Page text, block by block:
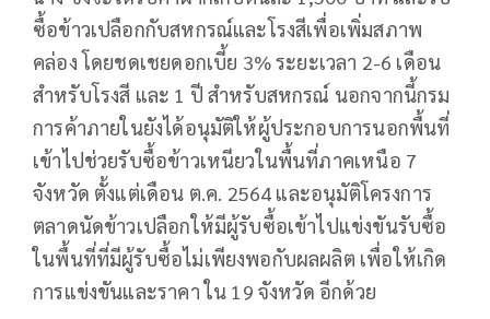
ซื้อข้าวเปลือกกับสหกรณ์และโรงสีเพื่อเพิ่มสภาพ
คล่อง โดยชดเชยดอกเบี้ย 3% ระยะเวลา 2-6 เดือน
สำหรับโรงสี และ 1 ปี สำหรับสหกรณ์ นอกจากนี้กรม
การค้าภายในยังได้อนุมัติให้ผู้ประกอบการนอกพื้นที่
เข้าไปช่วยรับซื้อข้าวเหนียวในพื้นที่ภาคเหนือ 7
จังหวัด ตั้งแต่เดือน ต.ค. 2564 และอนุมัติโครงการ
ตลาดนัดข้าวเปลือกให้มีผู้รับซื้อเข้าไปแข่งขันรับซื้อ
ในพื้นที่ที่มีผู้รับซื้อไม่เพียงพอกับผลผลิต เพื่อให้เกิด
การแข่งขันและราคา ใน 19 จังหวัด อีกด้วย